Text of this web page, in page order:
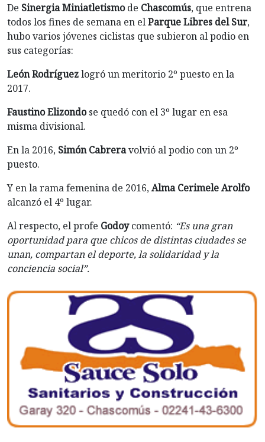
De Sinergia Miniatletismode Chascomús, que entrena
todos los fines de semana en elParque Libres del Sur,
hubo varios jóvenes ciclistas que subieron al podio en
sus categorías:
León Rodríguezlogró un meritorio 2º puesto en la
2017.
Faustino Elizondose quedó con el 3º lugar en esa
misma divisional.
En la 2016, Simón Cabreravolvió al podio con un 2º
puesto.
Y en la rama femenina de 2016,Alma Cerimele Arolfo
alcanzó el 4º lugar.
Al respecto, el profe Godoycomentó: “Es una gran
oportunidad para que chicos de distintas ciudades se
unan, compartan el deporte, la solidaridad y la
conciencia social”.